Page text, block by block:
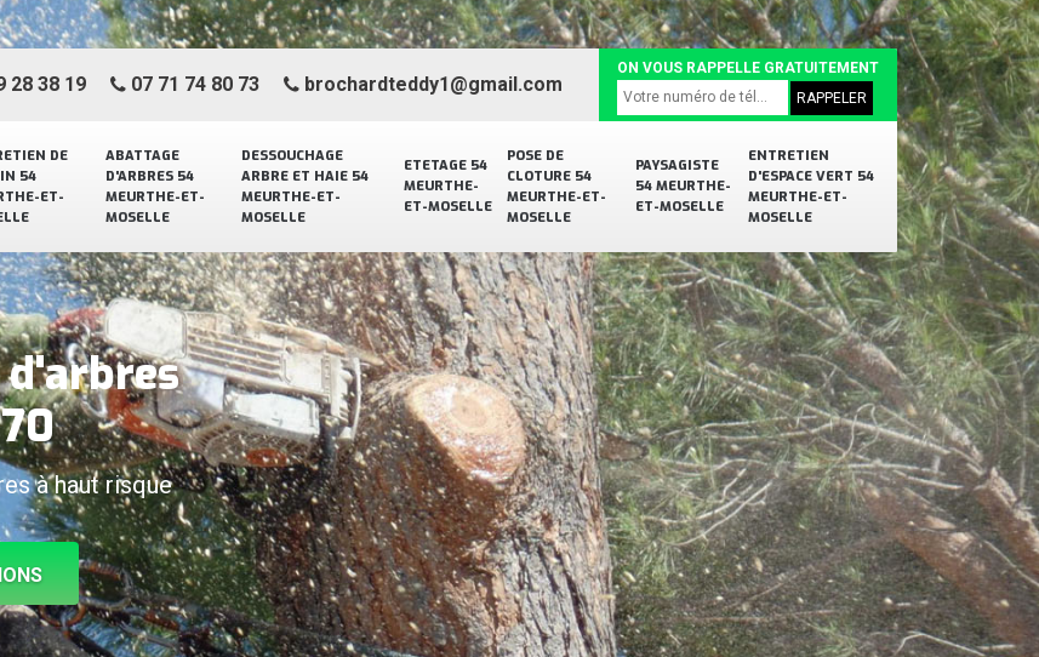
DE
54
ET-
ABATTAGE
D'ARBRES 54
MEURTHE-ET-
MOSELLE
DESSOUCHAGE
ARBRE ET HAIE 54
MEURTHE-ET-
MOSELLE
ETETAGE 54
MEURTHE-
ET-MOSELLE
POSE DE
CLOTURE 54
MEURTHE-ET-
MOSELLE
PAYSAGISTE
54 MEURTHE-
ET-MOSELLE
ENTRETIEN
D'ESPACE VERT 54
MEURTHE-ET-
MOSELLE
28 38 19 07 71 74 80 73 brochardteddy1@gmail.com
ON VOUS RAPPELLE GRATUITEMENT
à haut risque